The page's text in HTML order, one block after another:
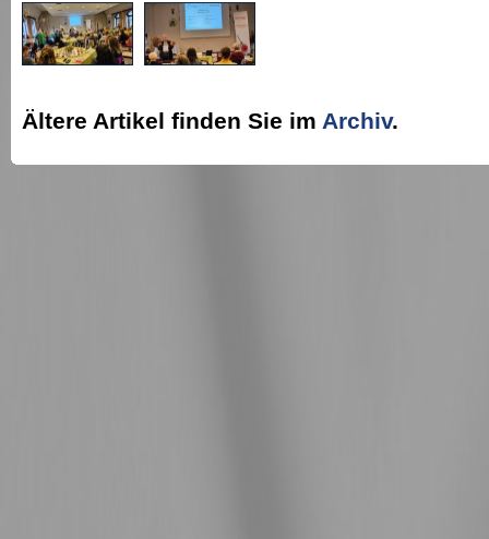
Ältere Artikel finden Sie im Archiv.